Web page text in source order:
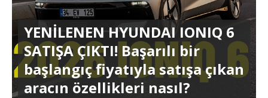
YENİLENEN HYUNDAI IONIQ 6
SATIŞA ÇIKTI! Başarılı bir
başlangıç fiyatıyla satışa çıkan
aracın özellikleri nasıl?